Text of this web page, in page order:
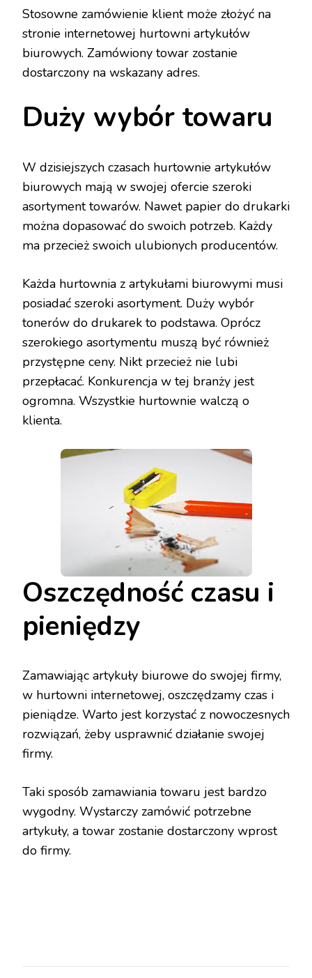
Stosowne zamówienie klient może złożyć na
stronie internetowej hurtowni artykułów
biurowych. Zamówiony towar zostanie
dostarczony na wskazany adres.
Duży wybór towaru
W dzisiejszych czasach hurtownie artykułów
biurowych mają w swojej ofercie szeroki
asortyment towarów. Nawet papier do drukarki
można dopasować do swoich potrzeb. Każdy
ma przecież swoich ulubionych producentów.
Każda hurtownia z artykułami biurowymi musi
posiadać szeroki asortyment. Duży wybór
tonerów do drukarek to podstawa. Oprócz
szerokiego asortymentu muszą być również
przystępne ceny. Nikt przecież nie lubi
przepłacać. Konkurencja w tej branży jest
ogromna. Wszystkie hurtownie walczą o
klienta.
Oszczędność czasu i
pieniędzy
Zamawiając artykuły biurowe do swojej firmy,
w hurtowni internetowej, oszczędzamy czas i
pieniądze. Warto jest korzystać z nowoczesnych
rozwiązań, żeby usprawnić działanie swojej
firmy.
Taki sposób zamawiania towaru jest bardzo
wygodny. Wystarczy zamówić potrzebne
artykuły, a towar zostanie dostarczony wprost
do firmy.